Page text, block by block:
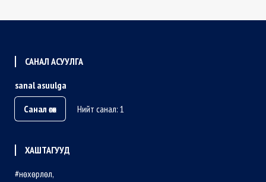
САНАЛ АСУУЛГА
sanal asuulga
Санал өгөх
Нийт санал: 1
ХАШТАГУУД
нөхөрлөл